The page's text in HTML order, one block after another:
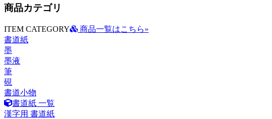
商品カテゴリ
ITEM CATEGORY
商品一覧はこちら»
書道紙
墨
墨液
筆
硯
書道小物
書道紙 一覧
漢字用 書道紙